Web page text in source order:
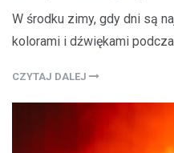
W środku zimy, gdy dni są
kolorami i dźwiękami
CZYTAJ DALEJ